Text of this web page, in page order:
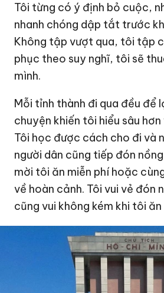
Tôi từng có ý định bỏ cuộc,
nhanh chóng dập tắt trước
Không tập vượt qua, tôi tập
phục theo suy nghĩ, tôi sẽ
mình.
Mỗi tỉnh thành đi qua đều để
chuyện khiến tôi hiểu sâu
Tôi học được cách cho đi và
người dân cũng tiếp đón
mời tôi ăn miễn phí hoặc
về hoàn cảnh. Tôi vui vẻ đón
cũng vui không kém khi tôi ăn